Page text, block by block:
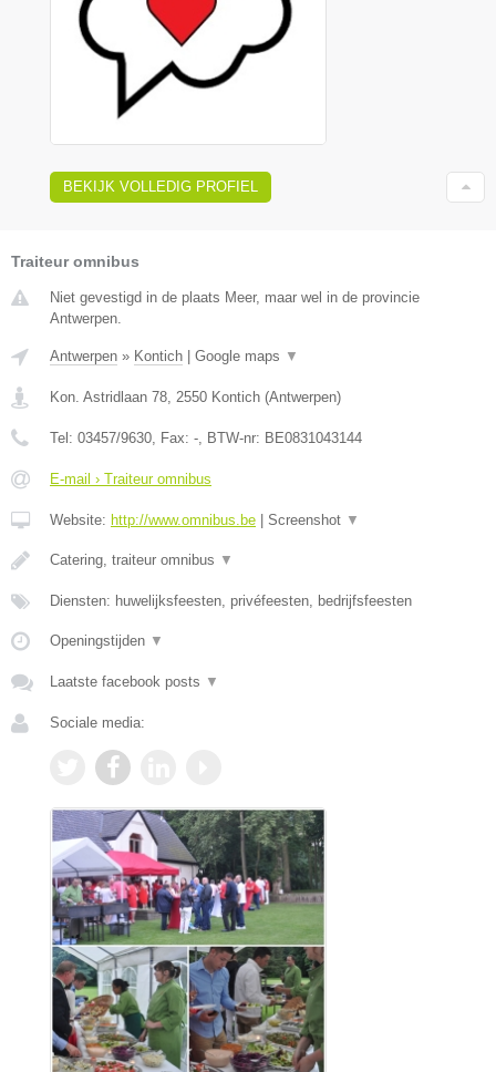
BEKIJK VOLLEDIG PROFIEL
Traiteur omnibus
Niet gevestigd in de plaats Meer, maar wel in de provincie
Antwerpen.
Antwerpen » Kontich Google maps ▼
Kon. Astridlaan 78, 2550 Kontich (Antwerpen)
Tel: 03457/9630, Fax: -, BTW-nr: BE0831043144
E-mail › Traiteur omnibus
Website: http://www.omnibus.be Screenshot ▼
Catering, traiteur omnibus ▼
Diensten: huwelijksfeesten, privéfeesten, bedrijfsfeesten
Openingstijden ▼
Laatste facebook posts ▼
Sociale media: